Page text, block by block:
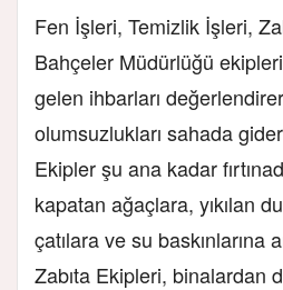
Fen İşleri, Temizlik İşleri,
Bahçeler Müdürlüğü
gelen ihbarları
olumsuzlukları sahada
Ekipler şu ana kadar
kapatan ağaçlara, yıkılan
çatılara ve su baskınlarına
Zabıta Ekipleri, binalardan